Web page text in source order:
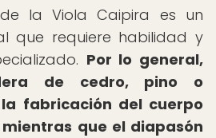
la Viola Caipira es un
que requiere habilidad y
Por lo general,
de cedro, pino o
fabricación del cuerpo
que el diapasón